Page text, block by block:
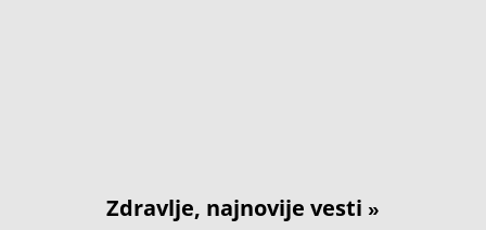
Zdravlje, najnovije vesti »